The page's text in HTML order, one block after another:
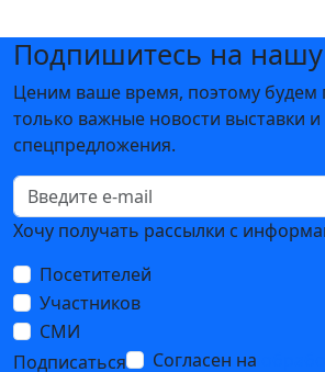
Подпишитесь на
Ценим ваше время, поэтому будем
только важные новости выставки и
спецпредложения.
Хочу получать рассылки с
Посетителей
Участников
СМИ
Подписаться
Согласен на